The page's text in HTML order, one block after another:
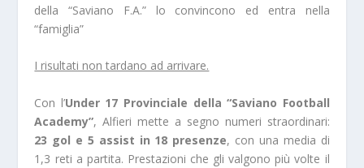
della “Saviano F.A.” lo convincono ed entra nella
“famiglia”
I risultati non tardano ad arrivare.
Con l’Under 17 Provinciale della “Saviano Football
Academy”, Alfieri mette a segno numeri straordinari:
23 gol e 5 assist in 18 presenze, con una media di
1,3 reti a partita. Prestazioni che gli valgono più volte il